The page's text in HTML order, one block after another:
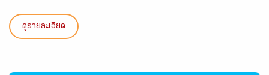
ดูรายละเอียด